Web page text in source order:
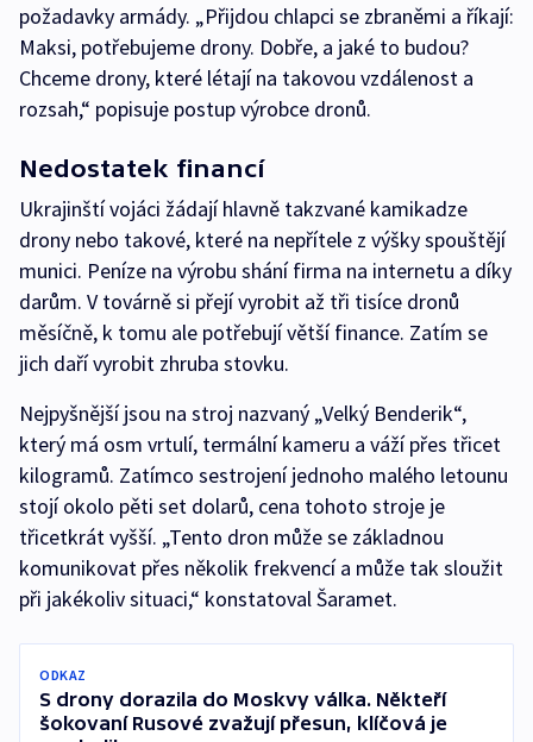
požadavky armády. „Přijdou chlapci se zbraněmi a říkají:
Maksi, potřebujeme drony. Dobře, a jaké to budou?
Chceme drony, které létají na takovou vzdálenost a
rozsah,“ popisuje postup výrobce dronů.
Nedostatek financí
Ukrajinští vojáci žádají hlavně takzvané kamikadze
drony nebo takové, které na nepřítele z výšky spouštějí
munici. Peníze na výrobu shání firma na internetu a díky
darům. V továrně si přejí vyrobit až tři tisíce dronů
měsíčně, k tomu ale potřebují větší finance. Zatím se
jich daří vyrobit zhruba stovku.
Nejpyšnější jsou na stroj nazvaný „Velký Benderik“,
který má osm vrtulí, termální kameru a váží přes třicet
kilogramů. Zatímco sestrojení jednoho malého letounu
stojí okolo pěti set dolarů, cena tohoto stroje je
třicetkrát vyšší. „Tento dron může se základnou
komunikovat přes několik frekvencí a může tak sloužit
při jakékoliv situaci,“ konstatoval Šaramet.
ODKAZ
S drony dorazila do Moskvy válka. Někteří
šokovaní Rusové zvažují přesun, klíčová je